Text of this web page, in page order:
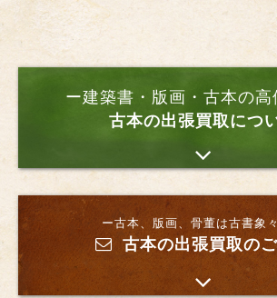
ー建築書・版画・古本の高
古本の出張買取につ
ー古本、版画、骨董は古書象
古本の出張買取の